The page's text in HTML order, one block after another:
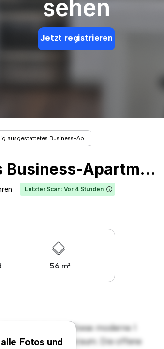
sehen
Jetzt registrieren
ausgestattetes Business-Ap...
Hochwertig ausgestattetes Business-Apartment "Gustav" in KA-Durlach
Letzter Scan: Vor 4 Stunden
56 m²
Fotos und
Karlsruhe! Diese moderne 1
Lebensraum. Die offene